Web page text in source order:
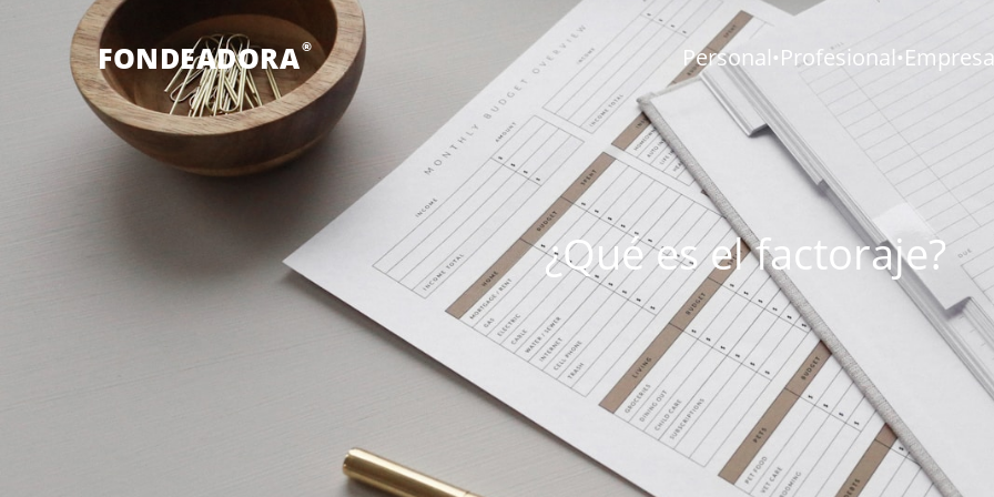
FONDEADORA® Personal•Profesional•
¿Qué es el factoraje?